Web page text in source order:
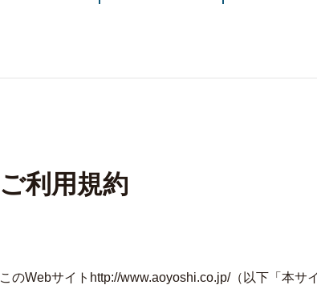
ご利用規約
このWebサイトhttp://www.aoyoshi.co.jp/（以下「本サ